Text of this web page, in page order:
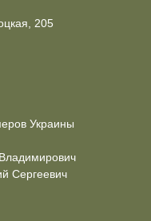
205
Украины
Сергеевич